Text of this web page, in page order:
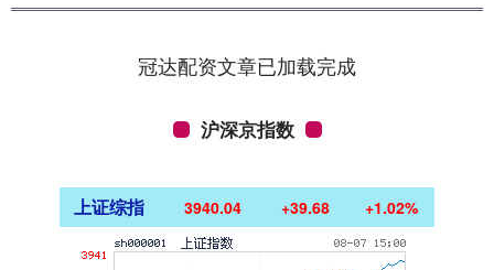
冠达配资文章已加载完成
沪深京指数
上证综指 3940.04 +39.68 +1.02%